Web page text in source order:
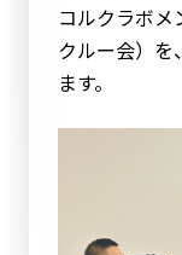
コルクラボメ
クルー会）を
ます。